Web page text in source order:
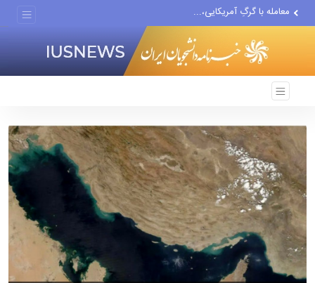
پیشنهاد ناصر هادیان در...
معامله با گرگِ آمریکایی،...
دستیار قلعه‌نویی مربی تیم...
اقتصاددان معروف آمریکایی:...
انتشار اخبار جعلی توسط...